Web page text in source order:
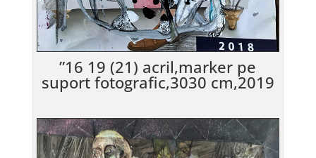
”16 19 (21) acril,marker pe
suport fotografic,3030 cm,2019